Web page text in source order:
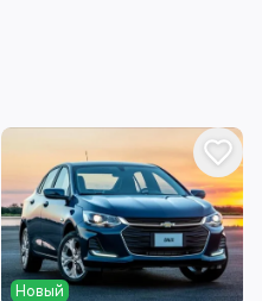
Новый